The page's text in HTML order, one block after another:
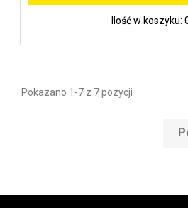
Ilość w koszyku:
Pokazano 1-7 z 7 pozycji